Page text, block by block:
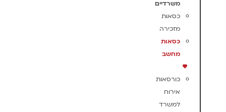
משרדיים
כסאות
מזכירה
כסאות
מחשב
כורסאות
אירוח
למשרד